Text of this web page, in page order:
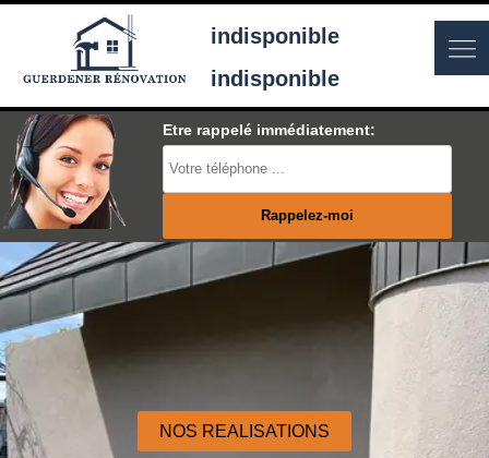
indisponible
indisponible
Etre rappelé immédiatement:
NOS REALISATIONS